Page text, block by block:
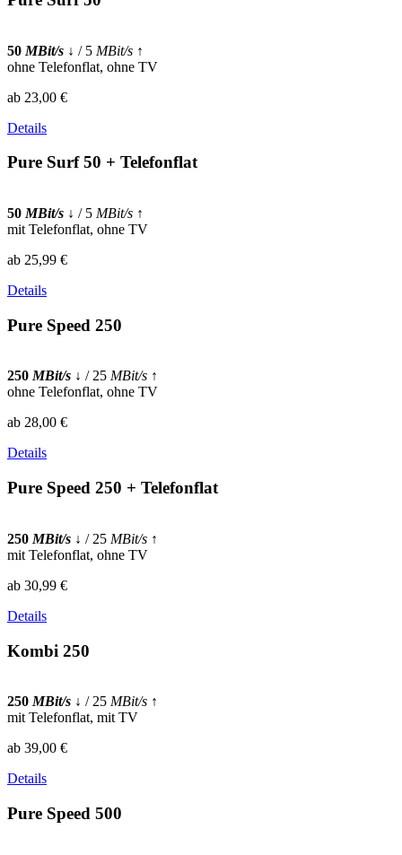
50 MBit/s ↓ / 5 MBit/s ↑
ohne Telefonflat, ohne TV
ab 23,00 €
Details
Pure Surf 50 + Telefonflat
50 MBit/s ↓ / 5 MBit/s ↑
mit Telefonflat, ohne TV
ab 25,99 €
Details
Pure Speed 250
250 MBit/s ↓ / 25 MBit/s ↑
ohne Telefonflat, ohne TV
ab 28,00 €
Details
Pure Speed 250 + Telefonflat
250 MBit/s ↓ / 25 MBit/s ↑
mit Telefonflat, ohne TV
ab 30,99 €
Details
Kombi 250
250 MBit/s ↓ / 25 MBit/s ↑
mit Telefonflat, mit TV
ab 39,00 €
Details
Pure Speed 500